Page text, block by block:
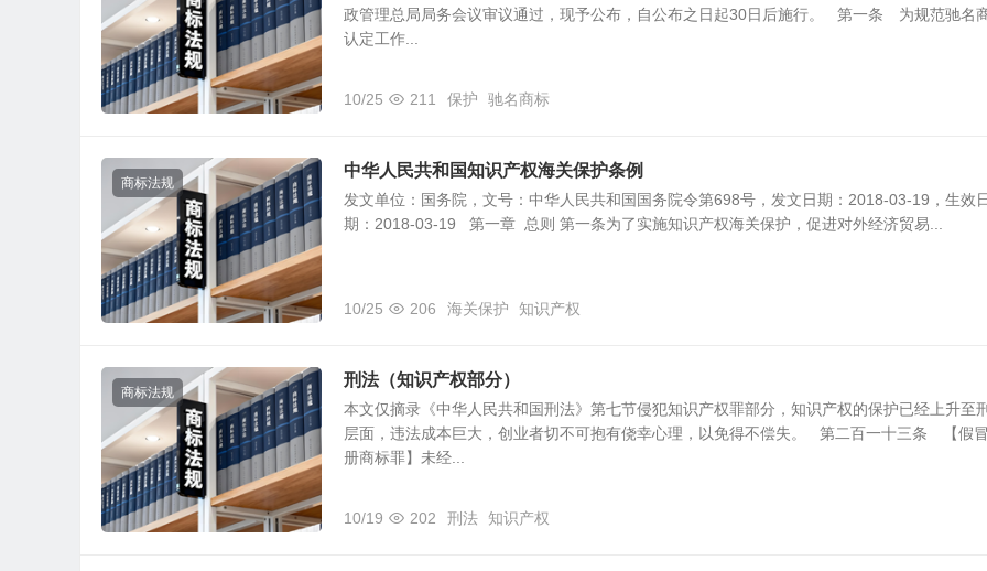
政管理总局局务会议审议通过，现予公布，自公布之日起30日后施行。 第一条 为规范驰名
认定工作...
10/25 211 保护 驰名商标
商标法规
中华人民共和国知识产权海关保护条例
发文单位：国务院，文号：中华人民共和国国务院令第698号，发文日期：2018-03-19，生效
期：2018-03-19 第一章 总则 第一条为了实施知识产权海关保护，促进对外经济贸易...
10/25 206 海关保护 知识产权
商标法规
刑法（知识产权部分）
本文仅摘录《中华人民共和国刑法》第七节侵犯知识产权罪部分，知识产权的保护已经上升至
层面，违法成本巨大，创业者切不可抱有侥幸心理，以免得不偿失。 第二百一十三条 【假
册商标罪】未经...
10/19 202 刑法 知识产权